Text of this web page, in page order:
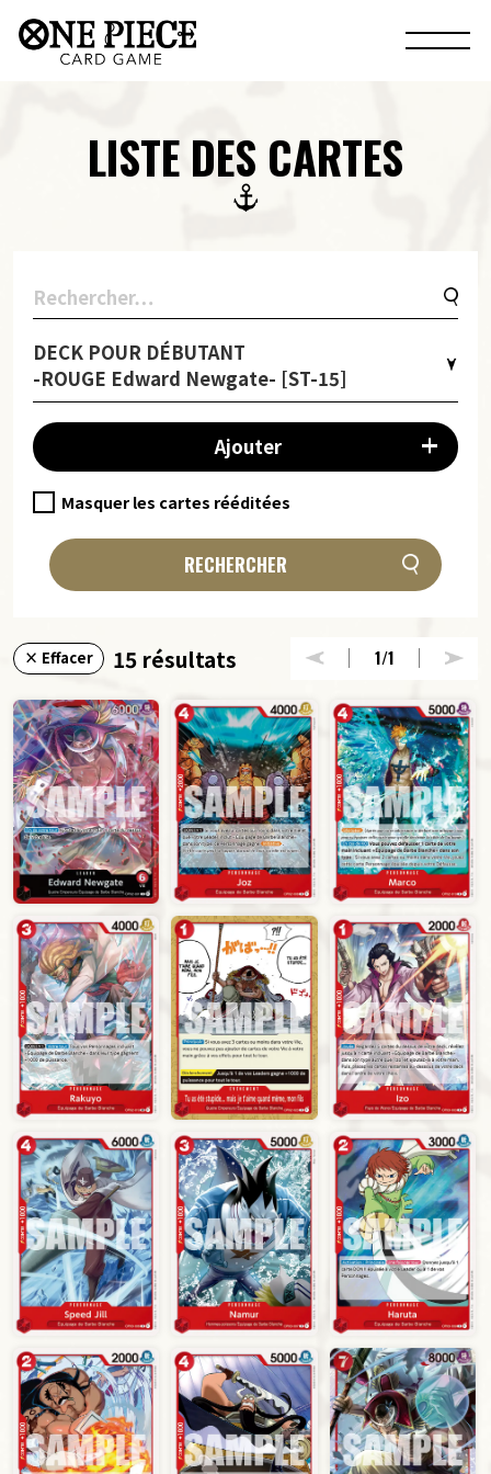
LISTE DES CARTES
DECK POUR DÉBUTANT
-ROUGE Edward Newgate- [ST-15]
Ajouter
Masquer les cartes rééditées
RECHERCHER
× Effacer 15 résultats 1/1